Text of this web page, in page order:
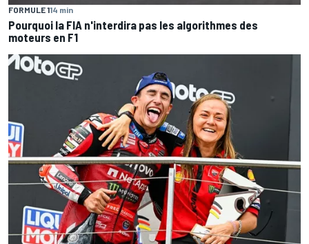
FORMULE 114 min
Pourquoi la FIA n'interdira pas les algorithmes des
moteurs en F1